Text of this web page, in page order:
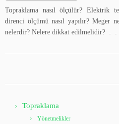
Topraklama nasıl ölçülür? Elektrik
direnci ölçümü nasıl yapılır? Meger
nelerdir? Nelere dikkat edilmelidir?
Topraklama
Yönetmelikler